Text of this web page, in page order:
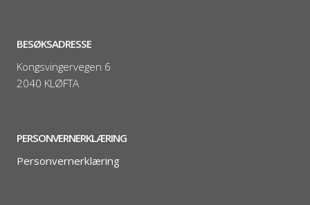
BESØKSADRESSE
Kongsvingervegen 6
2040 KLØFTA
PERSONVERNERKLÆRING
Personvernerklæring